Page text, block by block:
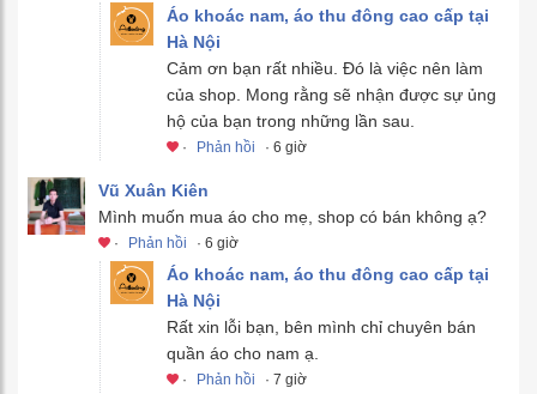
Áo khoác nam, áo thu đông cao cấp tại
Hà Nội
Cảm ơn bạn rất nhiều. Đó là việc nên làm
của shop. Mong rằng sẽ nhận được sự ủng
hộ của bạn trong những lần sau.
· Phản hồi · 6 giờ
Vũ Xuân Kiên
Mình muốn mua áo cho mẹ, shop có bán không ạ?
· Phản hồi · 6 giờ
Áo khoác nam, áo thu đông cao cấp tại
Hà Nội
Rất xin lỗi bạn, bên mình chỉ chuyên bán
quần áo cho nam ạ.
· Phản hồi · 7 giờ